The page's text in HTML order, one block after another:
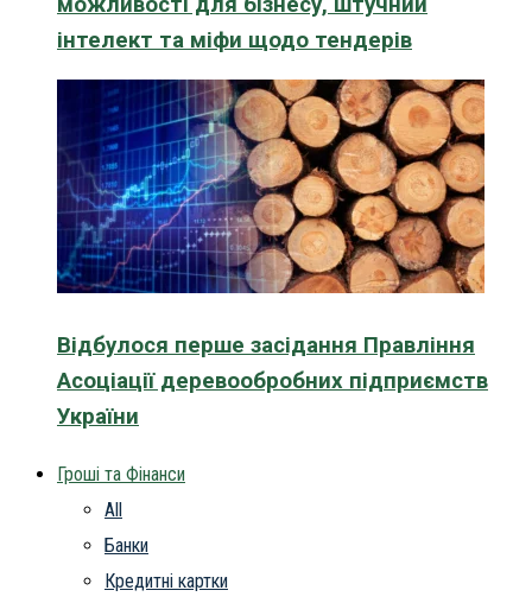
інтелект та міфи щодо тендерів
Відбулося перше засідання Правління
Асоціації деревообробних підприємств
України
Гроші та Фінанси
All
Банки
Кредитні картки